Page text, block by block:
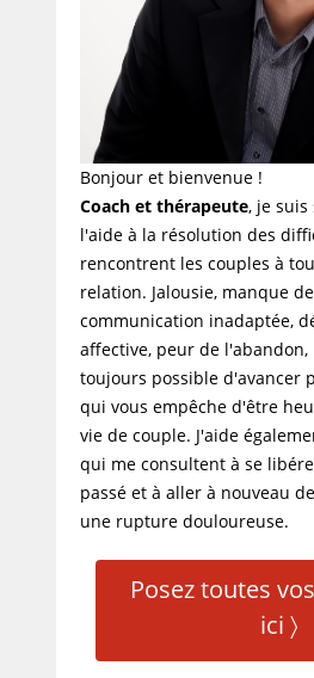
Bonjour et bienvenue !
Coach et thérapeute, je suis
l'aide à la résolution des
rencontrent les couples à
relation. Jalousie, manque
communication inadaptée,
affective, peur de
toujours possible d'avancer
qui vous empêche d'être
vie de couple. J'aide
qui me consultent à se
passé et à aller à nouveau
une rupture douloureuse.
Posez toutes
ici 〉